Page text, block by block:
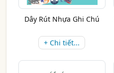
Dây Rút Nhựa Ghi Chú
+ Chi tiết...